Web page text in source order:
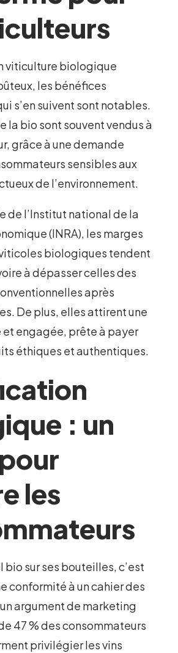
viticulture biologique
les bénéfices
s’en suivent sont notables.
la bio sont souvent vendus à
grâce à une demande
sensibles aux
de l’environnement.
de l’Institut national de la
(INRA), les marges
biologiques tendent
à dépasser celles des
après
De plus, elles attirent une
engagée, prête à payer
éthiques et authentiques.
: un
les
sur ses bouteilles, c’est
conformité à un cahier des
argument de marketing
47 % des consommateurs
privilégier les vins